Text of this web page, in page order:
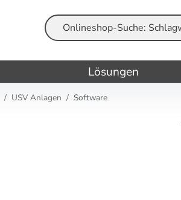
Suche
Lösungen
USV Anlagen Software